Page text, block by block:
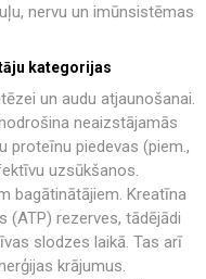
nervu un imūnsistēmas
kategorijas
un audu atjaunošanai.
neaizstājamās
proteīnu piedevas (piem.,
uzsūkšanos.
bagātinātājiem. Kreatīna
(ATP) rezerves, tādējādi
slodzes laikā. Tas arī
krājumus.